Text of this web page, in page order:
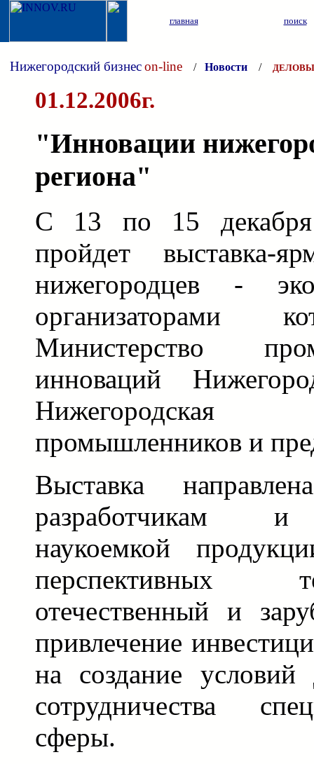
главная поиск
Нижегородский бизнесon-line / Новости /
01.12.2006г.
"Инновации
региона"
С 13 по 15
пройдет выставка-
нижегородцев -
организаторами
Министерство
инноваций
промышленников и
Выставка
разработчикам и
наукоемкой
перспективных
отечественный и
привлечение
на создание условий
сотрудничества
сферы.